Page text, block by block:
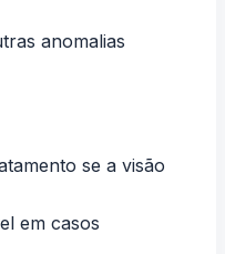
anomalias
se a visão
em casos